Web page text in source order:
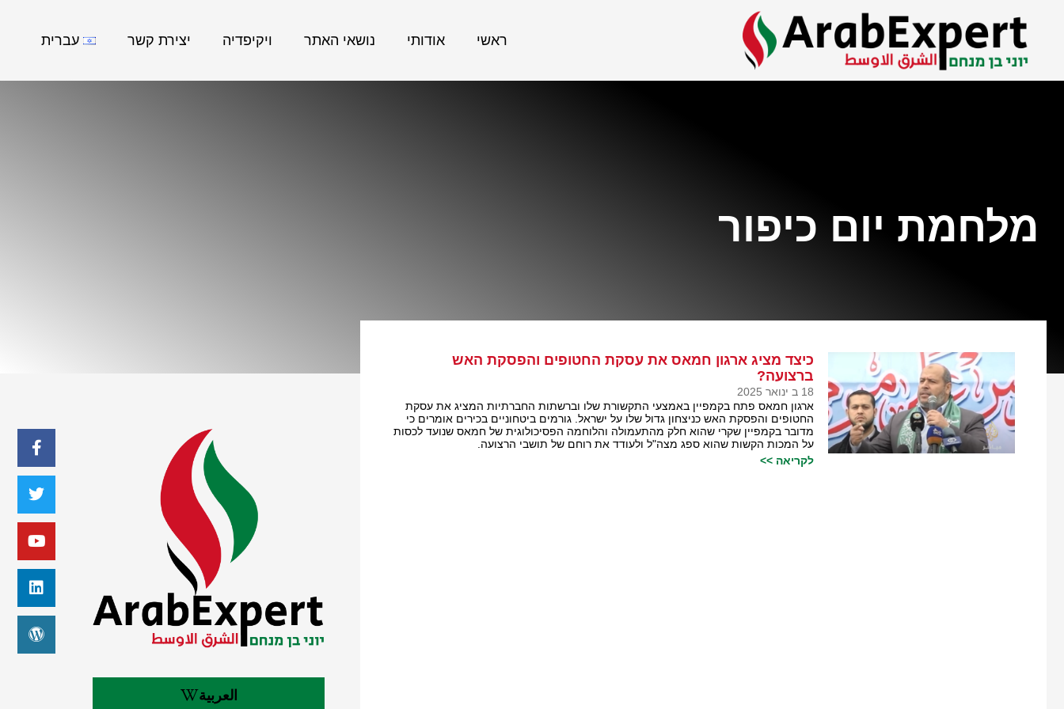
ראשי אודותי נושאי האתר ויקיפדיה יצירת קשר עברית
מלחמת יום כיפור
כיצד מציג ארגון חמאס את עסקת החטופים והפסקת האש
ברצועה?
18 ב ינואר 2025
ארגון חמאס פתח בקמפיין באמצעי התקשורת שלו וברשתות החברתיות המציג את עסקת
החטופים והפסקת האש כניצחון גדול שלו על ישראל. גורמים ביטחוניים בכירים אומרים כי
מדובר בקמפיין שקרי שהוא חלק מהתעמולה והלוחמה הפסיכולוגית של חמאס שנועד לכסות
על המכות הקשות שהוא ספג מצה"ל ולעודד את רוחם של תושבי הרצועה.
לקריאה >>
العربية